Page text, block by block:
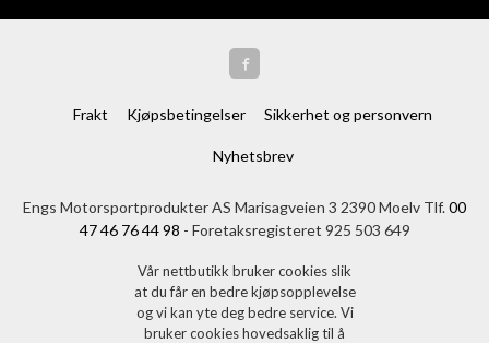
Frakt Kjøpsbetingelser Sikkerhet og personvern
Nyhetsbrev
Engs Motorsportprodukter AS Marisagveien 3 2390 Moelv Tlf.00
47 46 76 44 98 - Foretaksregisteret 925 503 649
Vår nettbutikk bruker cookies slik
at du får en bedre kjøpsopplevelse
og vi kan yte deg bedre service. Vi
bruker cookies hovedsaklig til å